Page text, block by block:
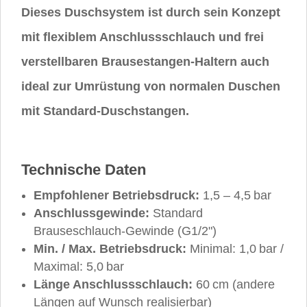
Dieses Duschsystem ist durch sein Konzept
mit flexiblem Anschlussschlauch und frei
verstellbaren Brausestangen-Haltern auch
ideal zur Umrüstung von normalen Duschen
mit Standard-Duschstangen.
Technische Daten
Empfohlener Betriebsdruck: 1,5 – 4,5 bar
Anschlussgewinde: Standard
Brauseschlauch-Gewinde (G1/2")
Min. / Max. Betriebsdruck: Minimal: 1,0 bar /
Maximal: 5,0 bar
Länge Anschlussschlauch: 60 cm (andere
Längen auf Wunsch realisierbar)